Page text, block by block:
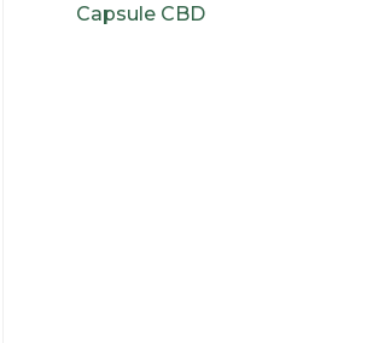
Capsule CBD